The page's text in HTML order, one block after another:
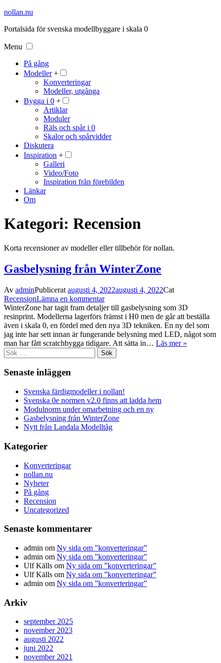
nollan.nu
Portalsida för svenska modellbyggare i skala 0
Menu
På gång
Modeller +
Konverteringar
Modeller, utgånga
Bygga i 0 +
Artiklar
Moduler
Räls och spår i 0
Skalor och spårvidder
Diskutera
Inspiration +
Galleri
Video/Foto
Inspiration från förebilden
Länkar
Om
Kategori: Recension
Korta recensioner av modeller eller tillbehör för nollan.
Gasbelysning från WinterZone
Av adminPublicerat augusti 4, 2022augusti 4, 2022Cat
RecensionLämna en kommentar
WinterZone har tagit fram detaljer till gasbelysning som 3D
resinprint. Modellerna lagerförs främst i H0 men de går att beställa
även i skala 0, en fördel med den nya 3D tekniken. En ny del som
jag inte har sett innan är fungerande belysning med LED, något som
man har fått scratchbygga tidigare. Att sätta in… Läs mer »
Sök
efter:
Senaste inläggen
Svenska färdigmodeller i nollan!
Svenska 0e normen v2.0 finns att ladda hem
Modulnorm under omarbetning och en ny
Gasbelysning från WinterZone
Nytt från Landala Modelltåg
Kategorier
Konverteringar
nollan.nu
Nyheter
På gång
Recension
Uncategorized
Senaste kommentarer
admin om Ny sida om ”konverteringar”
admin om Ny sida om ”konverteringar”
Ulf Källs om Ny sida om ”konverteringar”
Ulf Källs om Ny sida om ”konverteringar”
admin om Ny sida om ”konverteringar”
Arkiv
september 2025
november 2023
augusti 2022
juni 2022
november 2021